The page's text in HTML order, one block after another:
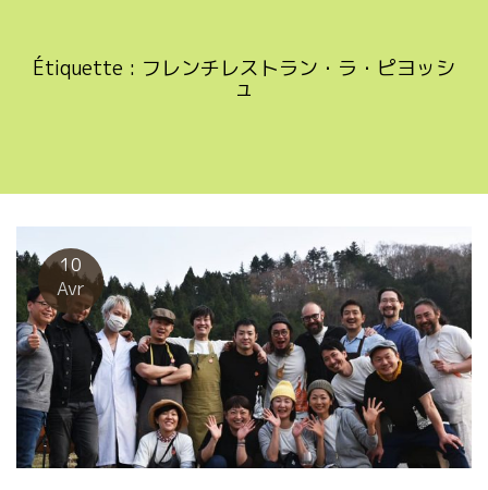
Étiquette : フレンチレストラン・ラ・ピヨッシ
ュ
10
Avr